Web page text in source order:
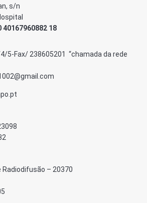
s/n
40167960882 18
5-Fax/ 238605201 “chamada da rede
Radiodifusão – 20370